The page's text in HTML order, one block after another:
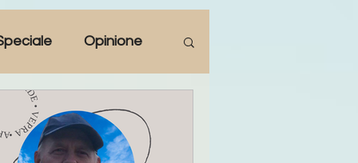
Opinione
Antologji Poezi